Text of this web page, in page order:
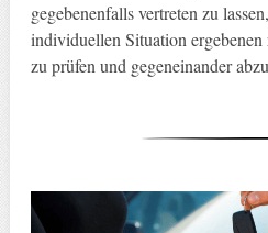
gegebenenfalls vertreten zu
individuellen Situation
zu prüfen und gegeneinander